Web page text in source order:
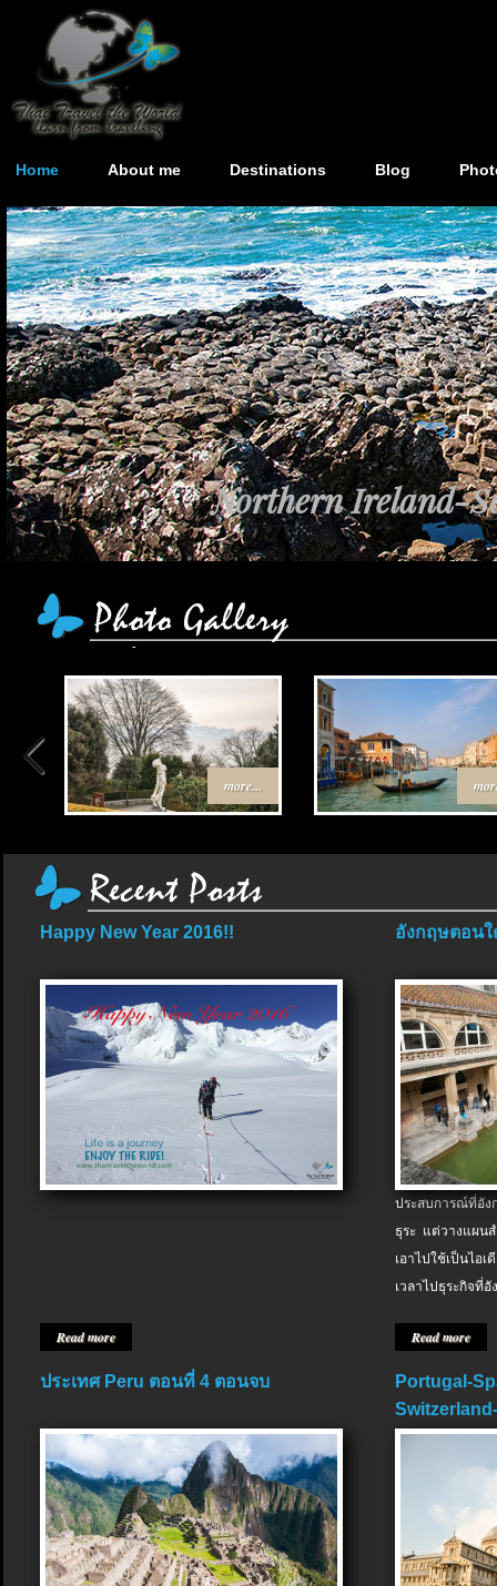
Home About me Destinations Blog
Northern Ireland-
more...
Happy New Year 2016!!
Read more
อังกฤษตอนใ
ประสบการณ์ที่อัง
ธุระ แต่วางแผน
เอาไปใช้เป็นไอ
เวลาไปธุระกิจที่อั
Read more
ประเทศ Peru ตอนที่ 4 ตอนจบ
Portugal-